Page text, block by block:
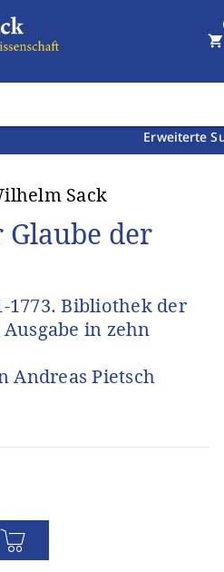
Erweiterte
shopping_cart
Sack
der
1773. Bibliothek der
in zehn
Andreas Pietsch